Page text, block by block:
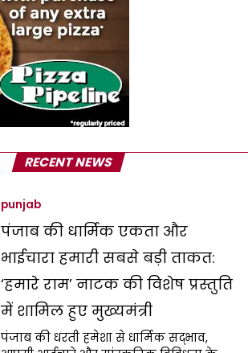
RECENT NEWS
punjab
पंजाब की धार्मिक एकता और
भाईचारा हमारी सबसे बड़ी ताकत:
‘हमारे राम’ नाटक की विशेष प्रस्तुति
में शामिल हुए मुख्यमंत्री
पंजाब की धरती हमेशा से धार्मिक सद्भाव,